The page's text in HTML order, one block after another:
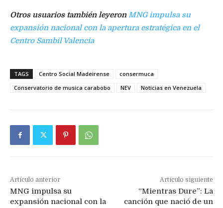
Otros usuarios también leyeronMNG impulsa su
expansión nacional con la apertura estratégica en el
Centro Sambil Valencia
TAGS Centro Social Madeirense
consermuca
Conservatorio de musica carabobo
NEV Noticias en Venezuela
Artículo anterior
MNG impulsa su
expansión nacional con la
Artículo siguiente
“Mientras Dure”: La
canción que nació de un